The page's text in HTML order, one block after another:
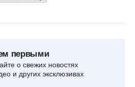
первыми
о свежих новостях
и других эксклюзивах